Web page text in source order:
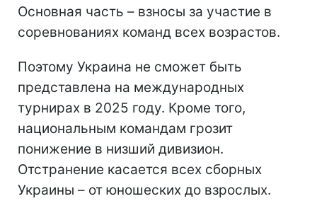
Основная часть – взносы за участие в
соревнованиях команд всех возрастов.
Поэтому Украина не сможет быть
представлена на международных
турнирах в 2025 году. Кроме того,
национальным командам грозит
понижение в низший дивизион.
Отстранение касается всех сборных
Украины – от юношеских до взрослых.